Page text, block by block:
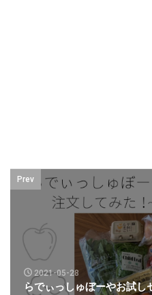
Prev
2021-05-28
らでぃっしゅぼーやお試